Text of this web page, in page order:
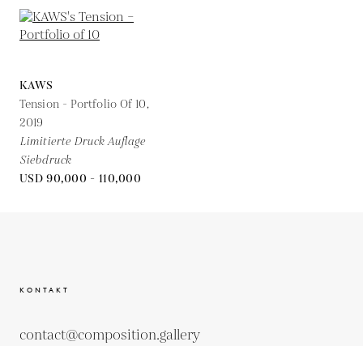
KAWS
Tension - Portfolio Of 10,
2019
Limitierte Druck Auflage
Siebdruck
USD 90,000 - 110,000
KONTAKT
contact@composition.gallery